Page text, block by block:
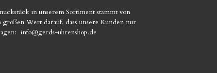
in unserem Sortiment stammt von
Wert darauf, dass unsere Kunden nur
info@gerds-uhrenshop.de